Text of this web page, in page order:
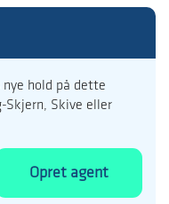
hold på dette
Skjern, Skive eller
Opret agent